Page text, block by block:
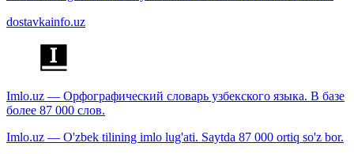
dostavkainfo.uz
Imlo.uz — Орфографический словарь узбекского языка. В базе
более 87 000 слов.
Imlo.uz — O'zbek tilining imlo lug'ati. Saytda 87 000 ortiq so'z bor.